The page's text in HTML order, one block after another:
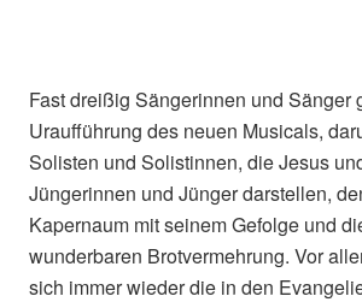
Fast dreißig Sängerinnen und Sänger
Uraufführung des neuen Musicals,
Solisten und Solistinnen, die Jesus
Jüngerinnen und Jünger darstellen,
Kapernaum mit seinem Gefolge und
wunderbaren Brotvermehrung. Vor
sich immer wieder die in den